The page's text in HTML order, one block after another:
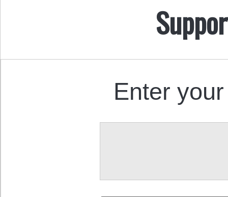
Enter